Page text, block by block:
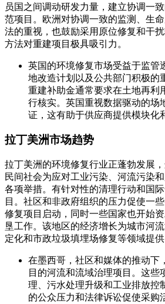
员国之间调动研发力量，建立协调一
范项目。欧洲对协调一致的监测、生
法的重视，也鼓励采用原位修复和干
方法对重建项目极具吸引力。
英国的环境修复市场受益于监管
地改造计划以及公共部门积极的
重建补助金通常要求在土地再利
行核实。英国重视数据驱动的场
证，这有助于供应商提供模块化
拉丁美洲市场趋势
拉丁美洲的环境修复行业正蓬勃发展
民间社会为应对工业污染、河流污染
各项举措。有针对性的清理行动和国
目。社区和非政府组织的压力促使一
修复项目启动，同时一些国家也开始
垦工作。该地区的经济增长为城市河
定化和市政垃圾填埋场修复等领域提供
在墨西哥，社区和媒体的推动下
目的河流和流域治理项目。这些
理、污水处理升级和工业排放控
的公众压力和法律诉讼促使采购